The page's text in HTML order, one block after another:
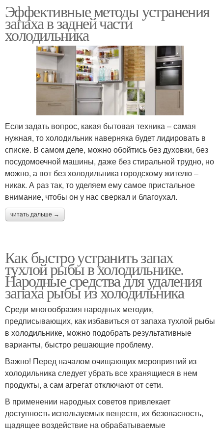
Эффективные методы устранения
запаха в задней части
холодильника
Если задать вопрос, какая бытовая техника – самая
нужная, то холодильник наверняка будет лидировать в
списке. В самом деле, можно обойтись без духовки, без
посудомоечной машины, даже без стиральной трудно, но
можно, а вот без холодильника городскому жителю –
никак. А раз так, то уделяем ему самое пристальное
внимание, чтобы он у нас сверкал и благоухал.
читать дальше →
Как быстро устранить запах
тухлой рыбы в холодильнике.
Народные средства для удаления
запаха рыбы из холодильника
Среди многообразия народных методик,
предписывающих, как избавиться от запаха тухлой рыбы
в холодильнике, можно подобрать результативные
варианты, быстро решающие проблему.
Важно! Перед началом очищающих мероприятий из
холодильника следует убрать все хранящиеся в нем
продукты, а сам агрегат отключают от сети.
В применении народных советов привлекает
доступность используемых веществ, их безопасность,
щадящее воздействие на обрабатываемые